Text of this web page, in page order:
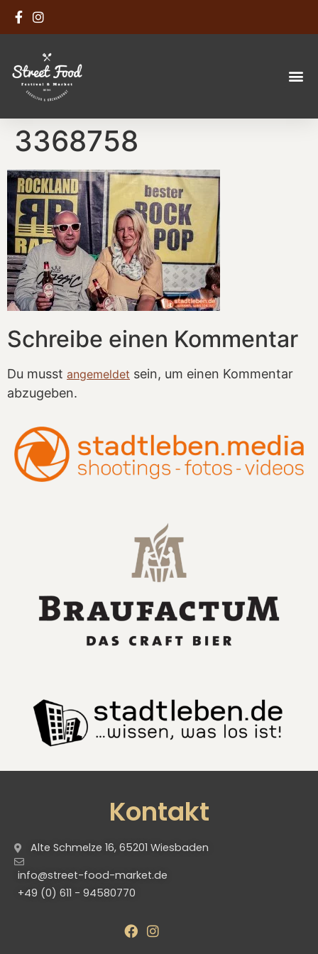
3368758
Schreibe einen Kommentar
Du musst angemeldet sein, um einen Kommentar
abzugeben.
Kontakt
Alte Schmelze 16, 65201 Wiesbaden
info@street-food-market.de
+49 (0) 611 - 94580770